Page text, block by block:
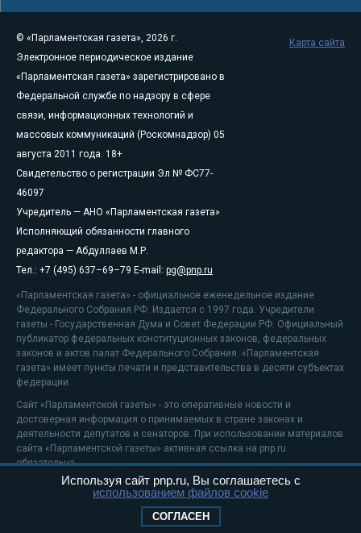
© «Парламентская газета», 2026 г.
Электронное периодическое издание
«Парламентская газета» зарегистрировано в
Федеральной службе по надзору в сфере
связи, информационных технологий и
массовых коммуникаций (Роскомнадзор) 05
августа 2011 года. 18+
Свидетельство о регистрации Эл № ФС77-
46097
Учредитель — АНО «Парламентская газета»
Исполняющий обязанности главного
редактора — Абдуллаев М.Р.
Тел.: +7 (495) 637–69–79 E-mail: pg@pnp.ru
«Парламентская газета» - официальное еженедельное издание
Федерального Собрания РФ. Издается с 1997 года. Учредители
газеты - Государственная Дума и Совет Федерации РФ. Официальный
публикатор федеральных конституционных законов, федеральных
законов и актов палат Федерального Собрания. «Парламентская
газета» имеет пункты печати и представительства в десяти субъектах
федерации.
Сайт «Парламентской газеты» - это оперативные новости и
достоверная информация о принимаемых в стране законах и
деятельности депутатов и сенаторов. При использовании материалов
сайта «Парламентской газеты» активная ссылка на pnp.ru
обязательна.
На информационном ресурсе применяютсярекомендательные
Положение о защите персональных данных
Карта сайта
Используя сайт pnp.ru, Вы соглашаетесь с
использованием файлов cookie
СОГЛАСЕН